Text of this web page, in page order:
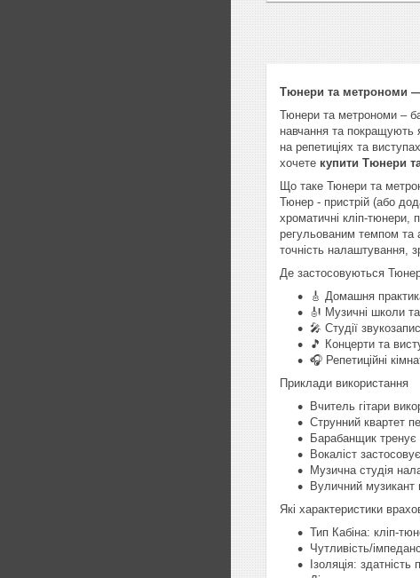
Тюнери та метрономи —
Тюнери та метрономи –
навчання та покращують
на репетиціях та
хочете купити Тюнери
Що таке Тюнери та
Тюнер - пристрій (або
хроматичні кліп-тюнери,
регульованим темпом та
точність налаштування,
Де застосовуються
🎸 Домашня
🎻 Музичні школи
🎤 Студії
🎵 Концерти та
🎧 Репетиційні
Приклади використання
Вчитель гітари
Струнний квартет
Барабанщик тренує
Вокаліст
Музична студія
Вуличний музикант
Які характеристики
Тип Кабіна: кліп-
Чутливість/
Ізоляція: